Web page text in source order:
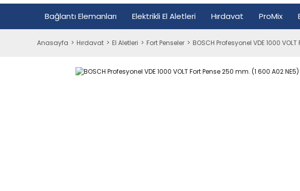
Bağlantı Elemanları Elektrikli El Aletleri Hırdavat ProMix
Anasayfa Hırdavat El Aletleri Fort Penseler BOSCH Profesyonel VDE 1000